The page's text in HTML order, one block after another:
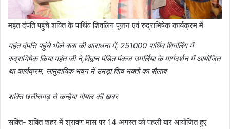
महंत दंपति पहुंचे शक्ति के पार्थिव शिवलिंग पूजन एवं रुद्राभिषेक कार्यक्रम में
महंत दंपत्ति पहुंचे भोले बाबा की आराधना में, 251000 पार्थिव शिवलिंग में
रुद्राभिषेक किया महंत जी ने,विद्वान पंडित पंकज उमर्लिया के मार्गदर्शन में आयोजित
था कार्यक्रम, सामुदायिक भवन में उमड़ा शिव भक्तों का सैलाब
शक्ति छत्तीसगढ़ से कन्हैया गोयल की खबर
सक्ति- शक्ति शहर में श्रावण मास पर 14 अगस्त को पहली बार आयोजित हुए